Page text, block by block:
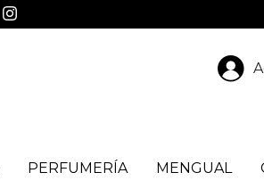
PERFUMERÍA MENGUAL